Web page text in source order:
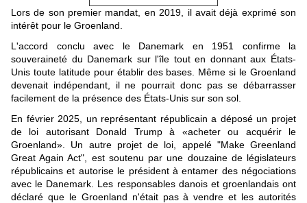
Lors de son premier mandat, en 2019, il avait déjà exprimé son
intérêt pour le Groenland.
L'accord conclu avec le Danemark en 1951 confirme la
souveraineté du Danemark sur l'île tout en donnant aux États-
Unis toute latitude pour établir des bases. Même si le Groenland
devenait indépendant, il ne pourrait donc pas se débarrasser
facilement de la présence des États-Unis sur son sol.
En février 2025, un représentant républicain a déposé un projet
de loi autorisant Donald Trump à «acheter ou acquérir le
Groenland». Un autre projet de loi, appelé "Make Greenland
Great Again Act", est soutenu par une douzaine de législateurs
républicains et autorise le président à entamer des négociations
avec le Danemark. Les responsables danois et groenlandais ont
déclaré que le Groenland n'était pas à vendre et les autorités